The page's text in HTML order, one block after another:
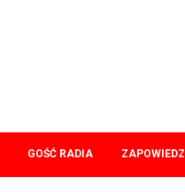
GOŚĆ RADIA ZAPOWIEDZI